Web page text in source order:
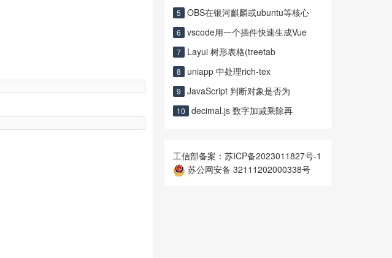
5 OBS在银河麒麟或ubuntu等核心
6 vscode用一个插件快速生成Vue
7 Layui 树形表格(treetab
8 uniapp 中处理rich-tex
9 JavaScript 判断对象是否为
10 decimal.js 数字加减乘除再
工信部备案： 苏ICP备2023011827号-1
苏公网安备 32111202000338号